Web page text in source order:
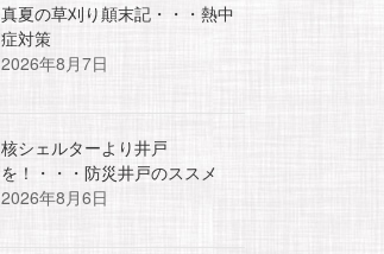
真夏の草刈り顛末記・・・熱中
症対策
2026年8月7日
核シェルターより井戸
を！・・・防災井戸のススメ
2026年8月6日